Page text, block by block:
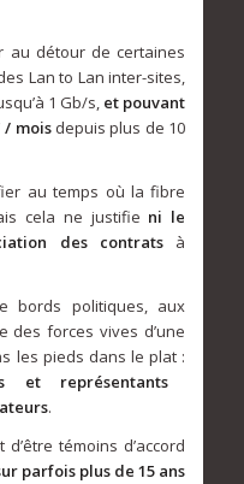
au détour de certaines
Lan to Lan inter-sites,
1 Gb/s, et pouvant
/ mois depuis plus de 10
au temps où la fibre
cela ne justifie ni le
des contrats à
bords politiques, aux
des forces vives d’une
les pieds dans le plat :
et représentants
.
témoins d’accord
parfois plus de 15 ans